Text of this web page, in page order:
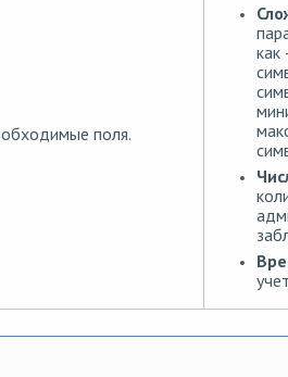
поля.
как